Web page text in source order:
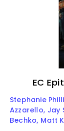
EC
Stephanie
Azzarello Jay
Bechko Matt